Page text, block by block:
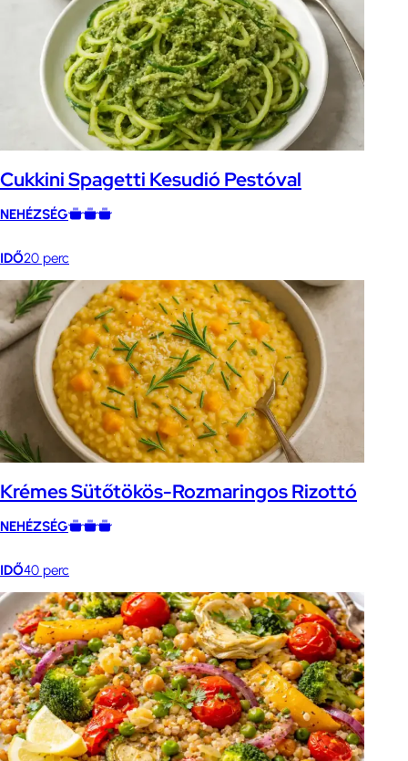
Cukkini Spagetti Kesudió Pestóval
NEHÉZSÉG
IDŐ20 perc
Krémes Sütőtökös-Rozmaringos Rizottó
NEHÉZSÉG
IDŐ40 perc